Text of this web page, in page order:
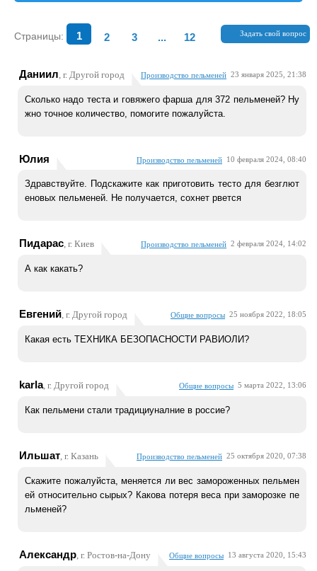
Страницы: 1 2 3 ... 12 Задать свой вопрос
Даниил, г. Другой город Производство пельменей 23 января 2025, 21:38
Сколько надо теста и говяжего фарша для 372 пельменей? Ну
жно точное количество, помогите пожалуйста.
Юлия Производство пельменей 10 февраля 2024, 08:40
Здравствуйте. Подскажите как приготовить тесто для безглют
еновых пельменей. Не получается, сохнет рвется
Пидарас, г. Киев Производство пельменей 2 февраля 2024, 14:02
А как какать?
Евгений, г. Другой город Общие вопросы 25 ноября 2022, 18:05
Какая есть ТЕХНИКА БЕЗОПАСНОСТИ РАВИОЛИ?
karla, г. Другой город Общие вопросы 5 марта 2022, 13:06
Как пельмени стали традициуналние в россие?
Ильшат, г. Казань Производство пельменей 25 октября 2020, 07:38
Скажите пожалуйста, меняется ли вес замороженных пельмен
ей относительно сырых? Какова потеря веса при заморозке пе
льменей?
Александр, г. Ростов-на-Дону Общие вопросы 13 августа 2020, 15:43